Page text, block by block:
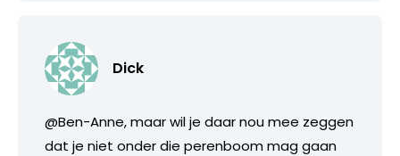
Dick
@Ben-Anne, maar wil je daar nou mee zeggen
dat je niet onder die perenboom mag gaan